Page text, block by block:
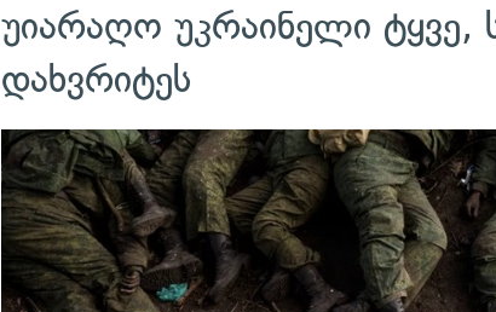
უიარაღო უკრაინელი ტყვე,
დახვრიტეს